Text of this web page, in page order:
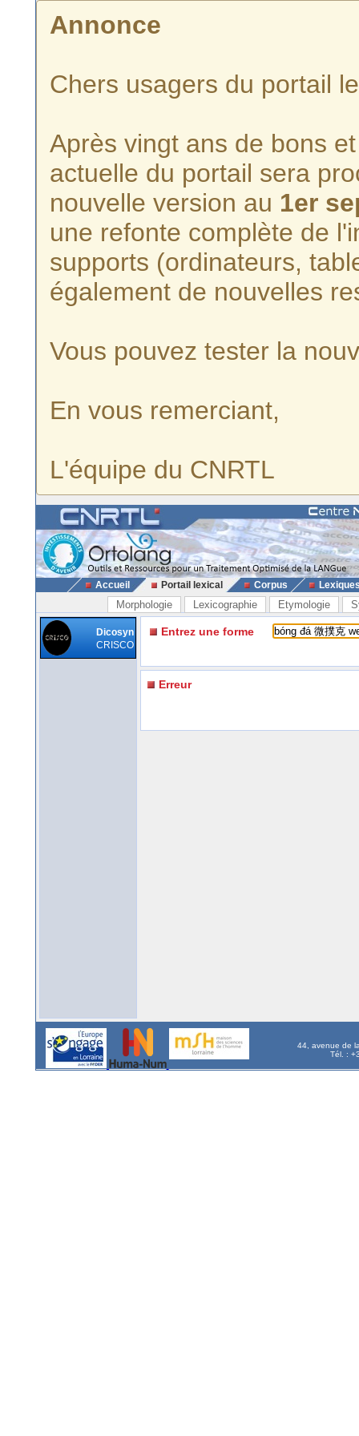
Annonce
Chers usagers du portail
Après vingt ans de bons
actuelle du portail sera
nouvelle version au 1er
une refonte complète de
supports (ordinateurs,
également de nouvelles
Vous pouvez tester la
En vous remerciant,
L'équipe du CNRTL
Accueil Portail lexical Corpus
Morphologie Lexicographie Etymologie
Dicosyn
CRISCO
Entrez une forme
Erreur
44, avenue de
Tél. :